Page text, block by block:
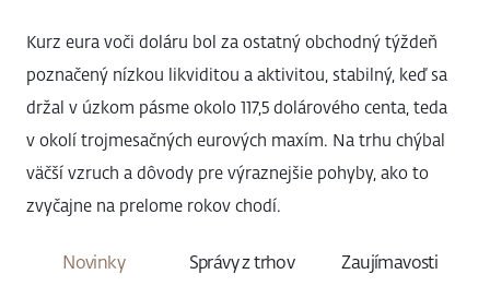
Kurz eura voči doláru bol za ostatný obchodný týždeň
poznačený nízkou likviditou a aktivitou, stabilný, keď sa
držal v úzkom pásme okolo 117,5 dolárového centa, teda
v okolí trojmesačných eurových maxím. Na trhu chýbal
väčší vzruch a dôvody pre výraznejšie pohyby, ako to
zvyčajne na prelome rokov chodí.
Novinky Správy z trhov Zaujímavosti